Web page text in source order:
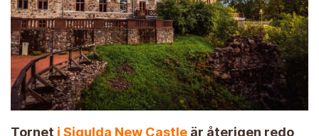
Tornet i Sigulda New Castle är återigen redo